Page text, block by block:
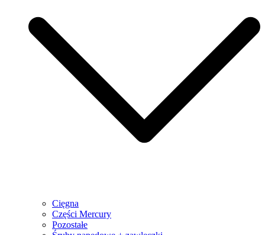
Cięgna
Części Mercury
Pozostałe